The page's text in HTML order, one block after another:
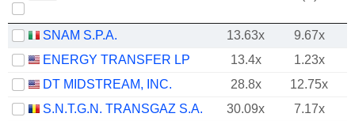
SNAM S.P.A. 13.63x 9.67x
ENERGY TRANSFER LP
13.4x
1.23x
DT MIDSTREAM, INC.
28.8x 12.75x
S.N.T.G.N. TRANSGAZ S.A.
30.09x 7.17x